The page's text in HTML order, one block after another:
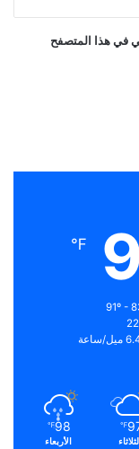
في هذا المتصفح
℉
ساعة
℉
الثلاثاء
98
℉
الأربعاء